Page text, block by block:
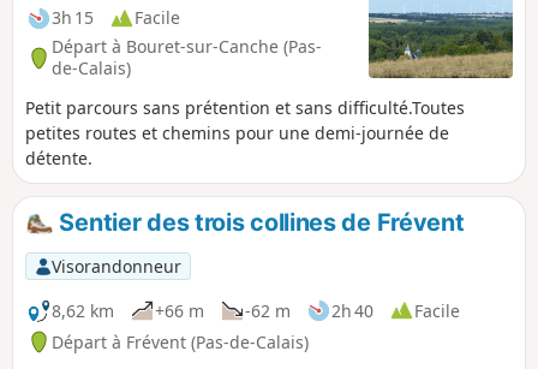
3h 15
Facile
Départ à Bouret-sur-Canche (Pas-
de-Calais)
Petit parcours sans prétention et sans difficulté.Toutes
petites routes et chemins pour une demi-journée de
détente.
Sentier des trois collines de Frévent
Visorandonneur
8,62 km
+66 m -62 m 2h 40
Facile
Départ à Frévent (Pas-de-Calais)